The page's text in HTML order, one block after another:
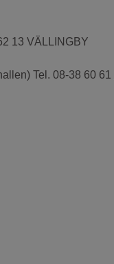
13 VÄLLINGBY
Tel. 08-38 60 61